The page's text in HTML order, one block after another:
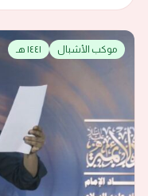
موكب الأشبال ١٤٤١ هـ